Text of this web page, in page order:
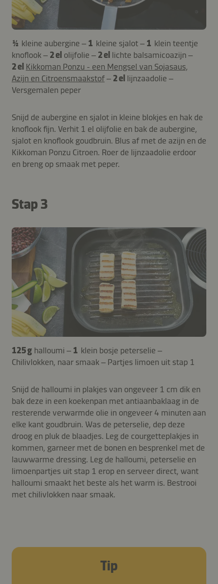
½ kleine aubergine – 1 kleine sjalot – 1 klein teentje
knoflook – 2 el olijfolie – 2 el lichte balsamicoazijn –
2 el Kikkoman Ponzu - een Mengsel van Sojasaus,
Azijn en Citroensmaakstof– 2 el lijnzaadolie –
Versgemalen peper
Snijd de aubergine en sjalot in kleine blokjes en hak de
knoflook fijn. Verhit 1 el olijfolie en bak de aubergine,
sjalot en knoflook goudbruin. Blus af met de azijn en de
Kikkoman Ponzu Citroen. Roer de lijnzaadolie erdoor
en breng op smaak met peper.
Stap 3
125 g halloumi – 1 klein bosje peterselie –
Chilivlokken, naar smaak – Partjes limoen uit stap 1
Snijd de halloumi in plakjes van ongeveer 1 cm dik en
bak deze in een koekenpan met antiaanbaklaag in de
resterende verwarmde olie in ongeveer 4 minuten aan
elke kant goudbruin. Was de peterselie, dep deze
droog en pluk de blaadjes. Leg de courgetteplakjes in
kommen, garneer met de bonen en besprenkel met de
lauwwarme dressing. Leg de halloumi, peterselie en
limoenpartjes uit stap 1 erop en serveer direct, want
halloumi smaakt het beste als het warm is. Bestrooi
met chilivlokken naar smaak.
Tip